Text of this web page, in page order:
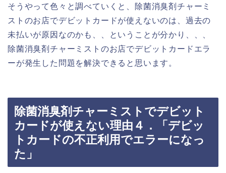
そうやって色々と調べていくと、除菌消臭剤チャーミ
ストのお店でデビットカードが使えないのは、過去の
未払いが原因なのかも、、ということが分かり、、、
除菌消臭剤チャーミストのお店でデビットカードエラ
ーが発生した問題を解決できると思います。
除菌消臭剤チャーミストでデビット
カードが使えない理由４．「デビッ
トカードの不正利用でエラーになっ
た」